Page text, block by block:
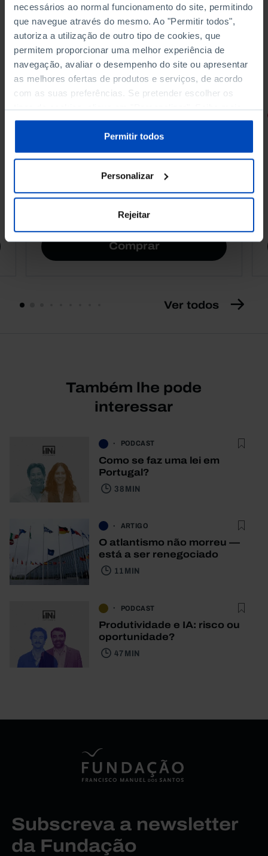
necessários ao normal funcionamento do site, permitindo
que navegue através do mesmo. Ao "Permitir todos",
autoriza a utilização de outro tipo de cookies, que
permitem proporcionar uma melhor experiência de
navegação, avaliar o desempenho do site ou apresentar
as melhores ofertas de produtos e serviços, de acordo
com as suas preferências. Se pretender escolher os
tipos de cookies, clique em "Personalizar". Saiba mais
sobre cookies através da gestão de preferências ou da
Política de Cookies.
Permitir todos
Personalizar
Rejeitar
Promessas do Futebol
5,00 €
Comprar
Ver todos
Também lhe pode
interessar
PODCAST
Como se faz uma lei em
Portugal?
38 MIN
ARTIGO
O atlantismo não morreu —
está a ser renegociado
11 MIN
PODCAST
Produtividade e IA: risco ou
oportunidade?
47 MIN
Subscreva a newsletter
da Fundação